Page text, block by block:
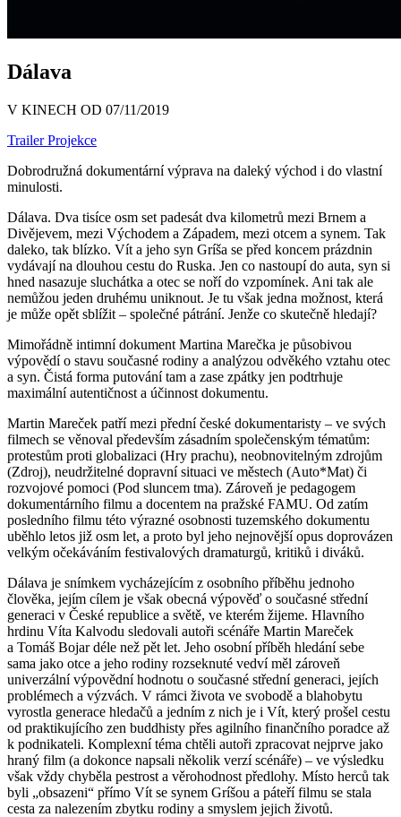
Dálava
V KINECH OD 07/11/2019
Trailer Projekce
Dobrodružná dokumentární výprava na daleký východ i do vlastní
minulosti.
Dálava. Dva tisíce osm set padesát dva kilometrů mezi Brnem a
Divějevem, mezi Východem a Západem, mezi otcem a synem. Tak
daleko, tak blízko. Vít a jeho syn Gríša se před koncem prázdnin
vydávají na dlouhou cestu do Ruska. Jen co nastoupí do auta, syn si
hned nasazuje sluchátka a otec se noří do vzpomínek. Ani tak ale
nemůžou jeden druhému uniknout. Je tu však jedna možnost, která
je může opět sblížit – společné pátrání. Jenže co skutečně hledají?
Mimořádně intimní dokument Martina Marečka je působivou
výpovědí o stavu současné rodiny a analýzou odvěkého vztahu otec
a syn. Čistá forma putování tam a zase zpátky jen podtrhuje
maximální autentičnost a účinnost dokumentu.
Martin Mareček patří mezi přední české dokumentaristy – ve svých
filmech se věnoval především zásadním společenským tématům:
protestům proti globalizaci (Hry prachu), neobnovitelným zdrojům
(Zdroj), neudržitelné dopravní situaci ve městech (Auto*Mat) či
rozvojové pomoci (Pod sluncem tma). Zároveň je pedagogem
dokumentárního filmu a docentem na pražské FAMU. Od zatím
posledního filmu této výrazné osobnosti tuzemského dokumentu
uběhlo letos již osm let, a proto byl jeho nejnovější opus doprovázen
velkým očekáváním festivalových dramaturgů, kritiků i diváků.
Dálava je snímkem vycházejícím z osobního příběhu jednoho
člověka, jejím cílem je však obecná výpověď o současné střední
generaci v České republice a světě, ve kterém žijeme. Hlavního
hrdinu Víta Kalvodu sledovali autoři scénáře Martin Mareček
a Tomáš Bojar déle než pět let. Jeho osobní příběh hledání sebe
sama jako otce a jeho rodiny rozseknuté vedví měl zároveň
univerzální výpovědní hodnotu o současné střední generaci, jejích
problémech a výzvách. V rámci života ve svobodě a blahobytu
vyrostla generace hledačů a jedním z nich je i Vít, který prošel cestu
od praktikujícího zen buddhisty přes agilního finančního poradce až
k podnikateli. Komplexní téma chtěli autoři zpracovat nejprve jako
hraný film (a dokonce napsali několik verzí scénáře) – ve výsledku
však vždy chyběla pestrost a věrohodnost předlohy. Místo herců tak
byli „obsazeni“ přímo Vít se synem Gríšou a páteří filmu se stala
cesta za nalezením zbytku rodiny a smyslem jejich životů.